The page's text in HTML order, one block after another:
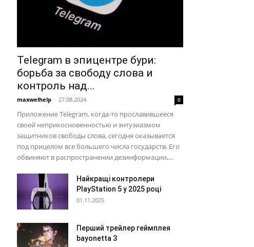
Telegram в эпицентре бури:
борьба за свободу слова и
контроль над...
maxwelhelp - 27.08.2024 0
Приложение Telegram, когда-то прославившееся
своей неприкосновенностью и энтузиазмом
защитников свободы слова, сегодня оказывается
под прицелом все большего числа государств. Его
обвиняют в распространении дезинформации,...
Найкращі контролери
PlayStation 5 у 2025 році
01.11.2025
Перший трейлер геймплея
bayonetta 3